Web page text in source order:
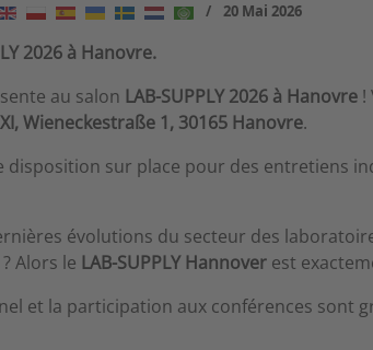
20 Mai 2026
2026 à Hanovre.
au salon LAB-SUPPLY 2026 à Hanovre !
Wieneckestraße 1, 30165 Hanovre.
disposition sur place pour des entretiens
évolutions du secteur des
Alors le LAB-SUPPLY Hannover est
et la participation aux conférences sont